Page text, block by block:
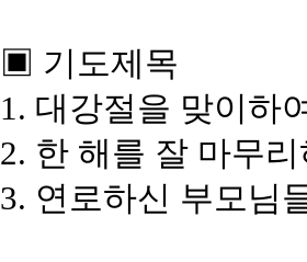
▣ 기도제목
1. 대강절을 맞이하
2. 한 해를 잘 마무
3. 연로하신 부모님